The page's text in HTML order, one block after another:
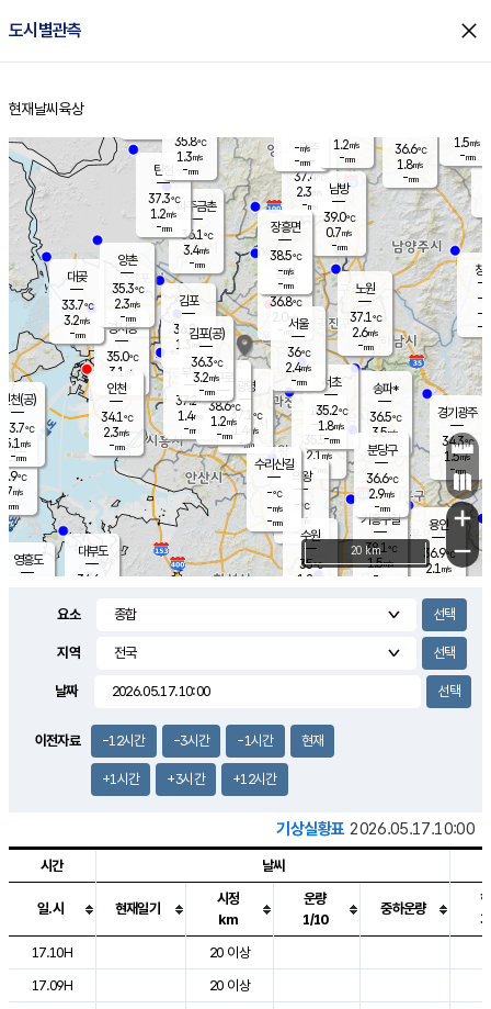
도시별관측 close
홈
현재날씨 육상
의도
℃
m/s
mm
영흥도
양주
37.4℃
2.3
-mm
과천
35.5℃
2.1m/s
- mm
용인
36.9℃
2.1 m/s
경기광주
34.3℃
1.5m/s
-mm
1.6m/s
대부도
34.6
경서동
35.0℃
3.1 m/s
-mm
파주금촌
36.1℃
3.4m/s
-mm
36.6℃
1.8m/s
-mm
대곶
33.7℃
3.2m/s
-mm
창
-
-m/
-
탄현
37.3℃
1.2m/s
-mm
1.5m/s
-mm
의왕
- ℃
m/s
mm
김포
36.8℃
1.3 m/s
mm
광명
37.1
℃
1.4 m/s
-mm
부천
37.2℃
1.4m/s
-mm
양촌
35.3℃
2.3m/s
-mm
구로
38.6℃
1.2m/s
-mm
은평
36.8℃
2.0 m/s
- mm
노원
37.1℃
2.6m/s
-mm
송파*
36.5℃
3.5m/s
-mm
서초
35.2℃
1.8m/s
-mm
남방
39.0℃
0.7m/s
-mm
기흥구갈
38.1℃
1.5m/s
-
수리산길
-℃
-m/s
-mm
분당구
36.6℃
2.9m/s
-mm
장흥면
38.5℃
-m/s
-mm
-m/s
-mm
인천(공)
33.7℃
5.1 m/s
-mm
김포(공)
36.3℃
3.2m/s
-mm
수원
35℃
1.2 m/s
인천
34.1℃
2.3m/s
-mm
서울
36℃
2.4m/s
-mm
35.8℃
1.3m/s
-mm
1.2m/s
-mm
+
−
20 km
요소
지역
날짜
이전자료 -12시간 -3시간 -1시간 현재
+1시간 +3시간 +12시간
기상실황표 2026.05.17.10:00
도시별 기상실황표로 지점, 날씨, 기온, 강수, 바람, 기압등을 안내한 표입
시간 날씨
일.시 현재일기
시정
km
운량
1/10
중하운량
17.10H
20 이상
17.09H
20 이상